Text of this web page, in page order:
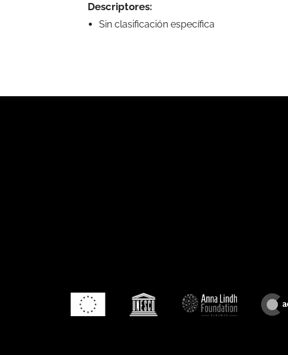
Descriptores:
Sin clasificación específica